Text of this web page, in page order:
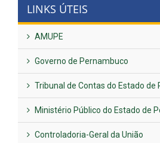
LINKS ÚTEIS
AMUPE
Governo de Pernambuco
Tribunal de Contas do Estado de
Ministério Público do Estado de
Controladoria-Geral da União